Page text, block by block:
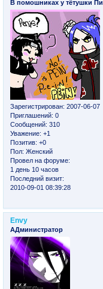
В помошниках у тётушки
Зарегистрирован: 2007-06-07
Приглашений: 0
Сообщений: 310
Уважение: +1
Позитив: +0
Пол: Женский
Провел на форуме:
1 день 10 часов
Последний визит:
2010-09-01 08:39:28
Envy
АДминистратор